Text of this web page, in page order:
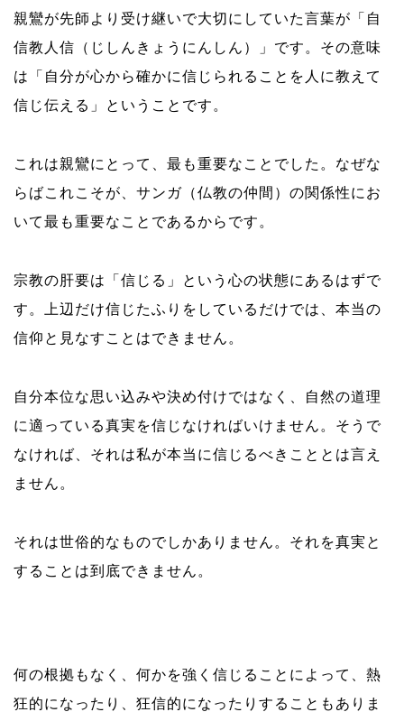
親鸞が先師より受け継いで大切にしていた言葉が「自
信教人信（じしんきょうにんしん）」です。その意味
は「自分が心から確かに信じられることを人に教えて
信じ伝える」ということです。
これは親鸞にとって、最も重要なことでした。なぜな
らばこれこそが、サンガ（仏教の仲間）の関係性にお
いて最も重要なことであるからです。
宗教の肝要は「信じる」という心の状態にあるはずで
す。上辺だけ信じたふりをしているだけでは、本当の
信仰と見なすことはできません。
自分本位な思い込みや決め付けではなく、自然の道理
に適っている真実を信じなければいけません。そうで
なければ、それは私が本当に信じるべきこととは言え
ません。
それは世俗的なものでしかありません。それを真実と
することは到底できません。
何の根拠もなく、何かを強く信じることによって、熱
狂的になったり、狂信的になったりすることもありま